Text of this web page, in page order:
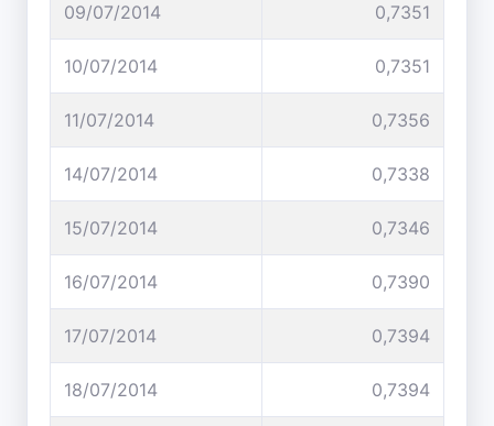
09/07/2014 0,7351
10/07/2014 0,7351
11/07/2014 0,7356
14/07/2014 0,7338
15/07/2014 0,7346
16/07/2014 0,7390
17/07/2014 0,7394
18/07/2014 0,7394